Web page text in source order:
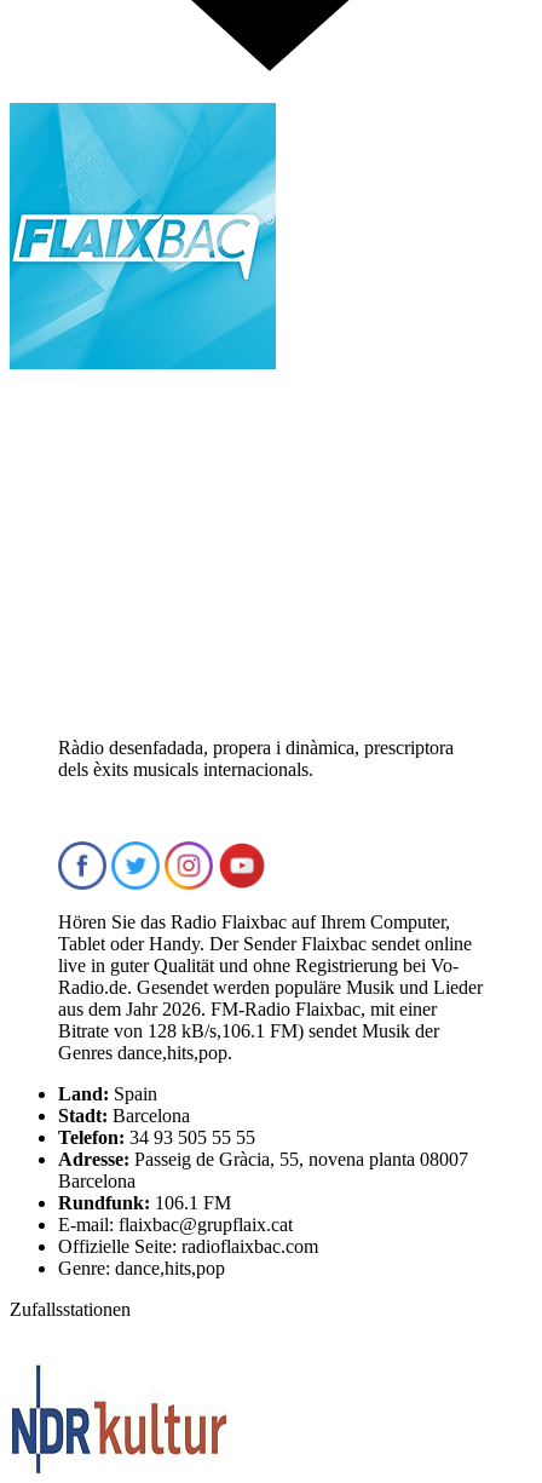
Ràdio desenfadada, propera i dinàmica, prescriptora
dels èxits musicals internacionals.
Hören Sie das Radio Flaixbac auf Ihrem Computer,
Tablet oder Handy. Der Sender Flaixbac sendet online
live in guter Qualität und ohne Registrierung bei Vo-
Radio.de. Gesendet werden populäre Musik und Lieder
aus dem Jahr 2026. FM-Radio Flaixbac, mit einer
Bitrate von 128 kB/s,106.1 FM) sendet Musik der
Genres dance,hits,pop.
Land: Spain
Stadt: Barcelona
Telefon: 34 93 505 55 55
Adresse: Passeig de Gràcia, 55, novena planta 08007
Barcelona
Rundfunk: 106.1 FM
E-mail: flaixbac@grupflaix.cat
Offizielle Seite: radioflaixbac.com
Genre: dance,hits,pop
Zufallsstationen